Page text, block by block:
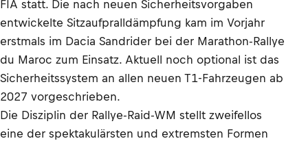
FIA statt. Die nach neuen Sicherheitsvorgaben
entwickelte Sitzaufpralldämpfung kam im Vorjahr
erstmals im Dacia Sandrider bei der Marathon-Rallye
du Maroc zum Einsatz. Aktuell noch optional ist das
Sicherheitssystem an allen neuen T1-Fahrzeugen ab
2027 vorgeschrieben.
Die Disziplin der Rallye-Raid-WM stellt zweifellos
eine der spektakulärsten und extremsten Formen